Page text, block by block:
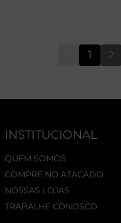
1 2
INSTITUCIONAL
QUEM SOMOS
COMPRE NO ATACADO
NOSSAS LOJAS
TRABALHE CONOSCO